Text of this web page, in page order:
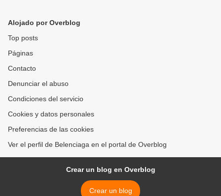
Alojado por Overblog
Top posts
Páginas
Contacto
Denunciar el abuso
Condiciones del servicio
Cookies y datos personales
Preferencias de las cookies
Ver el perfil de Belenciaga en el portal de Overblog
Crear un blog en Overblog
Crear un blog